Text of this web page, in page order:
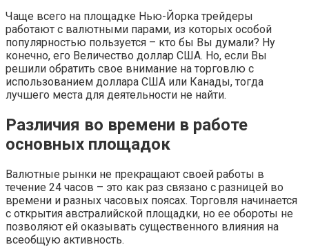
Чаще всего на площадке Нью-Йорка трейдеры
работают с валютными парами, из которых особой
популярностью пользуется – кто бы Вы думали? Ну
конечно, его Величество доллар США. Но, если Вы
решили обратить свое внимание на торговлю с
использованием доллара США или Канады, тогда
лучшего места для деятельности не найти.
Различия во времени в работе
основных площадок
Валютные рынки не прекращают своей работы в
течение 24 часов – это как раз связано с разницей во
времени и разных часовых поясах. Торговля начинается
с открытия австралийской площадки, но ее обороты не
позволяют ей оказывать существенного влияния на
всеобщую активность.